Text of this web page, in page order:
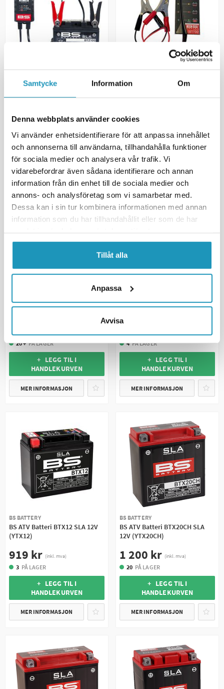
Samtycke Information Om
Denna webbplats använder cookies
Vi använder enhetsidentifierare för att anpassa innehållet
och annonserna till användarna, tillhandahålla funktioner
för sociala medier och analysera vår trafik. Vi
vidarebefordrar även sådana identifierare och annan
information från din enhet till de sociala medier och
annons- och analysföretag som vi samarbetar med.
Dessa kan i sin tur kombinera informationen med annan
information som du har tillhandahållit eller som de har
Tillåt alla
Anpassa
Avvisa
BS BATTERY
Batterilader BS15 12V 1,5A ATV,
Moped & MC
7 PÅ LAGER
+ LEGG TIL I
HANDLEKURVEN
B&S Batteri & Dynamotester
2 PÅ LAGER
+ LEGG TIL I
HANDLEKURVEN
BS ATV Batteri BTX14 SLA 12V
1 179 kr
20 + PÅ LAGER
+ LEGG TIL I
HANDLEKURVEN
MER INFORMASJON
BS BATTERY
BS ATV Batteri BTX24HL SLA
1 515 kr
4 PÅ LAGER
+ LEGG TIL I
HANDLEKURVEN
MER INFORMASJON
BS BATTERY
BS ATV Batteri BTX12 SLA 12V
(YTX12)
919 kr (inkl. mva)
3 PÅ LAGER
+ LEGG TIL I
HANDLEKURVEN
MER INFORMASJON
BS BATTERY
BS ATV Batteri BTX20CH SLA
12V (YTX20CH)
1 200 kr (inkl. mva)
20 PÅ LAGER
+ LEGG TIL I
HANDLEKURVEN
MER INFORMASJON